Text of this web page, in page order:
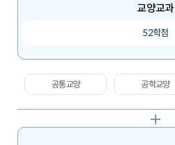
교양교과
52학점
공통교양 공학교양